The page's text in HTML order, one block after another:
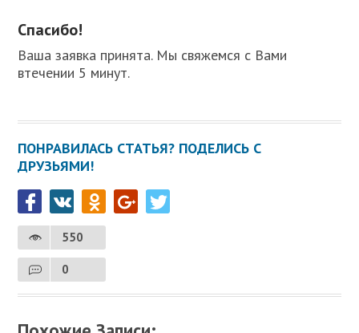
Спасибо!
Ваша заявка принята. Мы свяжемся с Вами
втечении 5 минут.
ПОНРАВИЛАСЬ СТАТЬЯ? ПОДЕЛИСЬ С
ДРУЗЬЯМИ!
550
0